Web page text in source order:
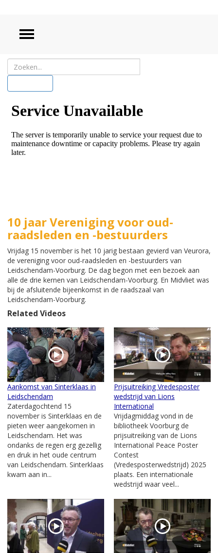
10 jaar Vereniging voor oud-
raadsleden en -bestuurders
Vrijdag 15 november is het 10 jarig bestaan gevierd van Veurora,
de vereniging voor oud-raadsleden en -bestuurders van
Leidschendam-Voorburg. De dag begon met een bezoek aan
alle de drie kernen van Leidschendam-Voorburg. En Midvliet was
bij de afsluitende bijeenkomst in de raadszaal van
Leidschendam-Voorburg.
Related Videos
Aankomst van Sinterklaas in
Leidschendam
Zaterdagochtend 15
november is Sinterklaas en de
pieten weer aangekomen in
Leidschendam. Het was
ondanks de regen erg gezellig
en druk in het oude centrum
van Leidschendam. Sinterklaas
kwam aan in...
Prijsuitreiking Vredesposter
wedstrijd van Lions
International
Vrijdagmiddag vond in de
bibliotheek Voorburg de
prijsuitreiking van de Lions
International Peace Poster
Contest
(Vredesposterwedstrijd) 2025
plaats. Een internationale
wedstrijd waar veel...